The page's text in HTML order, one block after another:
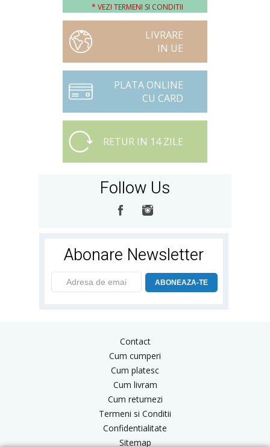
* VEZI TERMENI SI CONDITII
LIVRARE
IN UE
PLATA ONLINE
CU CARD
RETUR IN 14 ZILE
Follow Us
Abonare Newsletter
ABONEAZA-TE
Contact
Cum cumperi
Cum platesc
Cum livram
Cum returnezi
Termeni si Conditii
Confidentialitate
Sitemap